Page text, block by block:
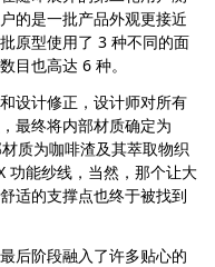
的是一批产品外观更接近
原型使用了 3 种不同的面
目也高达 6 种。
设计修正，设计师对所有
最终将内部材质确定为
质为咖啡渣及其萃取物织
功能纱线，当然，那个让大
适的支撑点也终于被找到
后阶段融入了许多贴心的